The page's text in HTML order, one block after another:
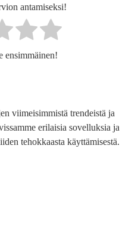
antamiseksi!
ensimmäinen!
viimeisimmistä trendeistä ja
erilaisia sovelluksia ja
tehokkaasta käyttämisestä.